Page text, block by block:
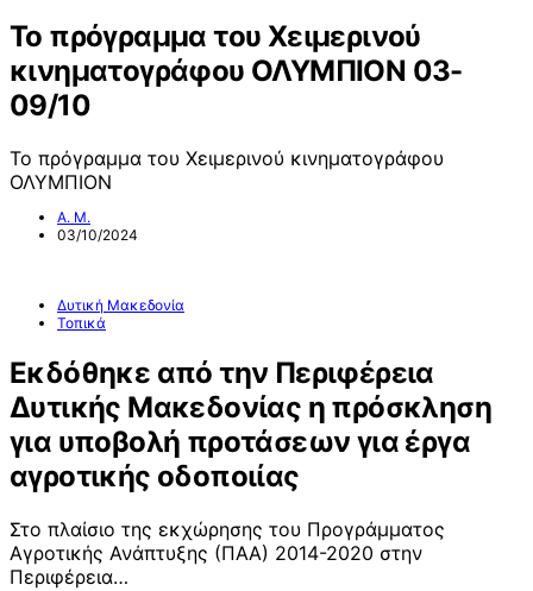
Το πρόγραμμα του Χειμερινού
κινηματογράφου ΟΛΥΜΠΙΟΝ 03-
09/10
Το πρόγραμμα του Χειμερινού κινηματογράφου
ΟΛΥΜΠΙΟΝ
Α. Μ.
03/10/2024
Δυτική Μακεδονία
Τοπικά
Εκδόθηκε από την Περιφέρεια
Δυτικής Μακεδονίας η πρόσκληση
για υποβολή προτάσεων για έργα
αγροτικής οδοποιίας
Στο πλαίσιο της εκχώρησης του Προγράμματος
Αγροτικής Ανάπτυξης (ΠΑΑ) 2014-2020 στην
Περιφέρεια…